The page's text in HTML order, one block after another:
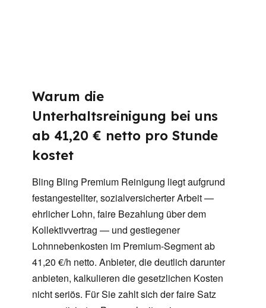
Warum die
Unterhaltsreinigung bei uns
ab 41,20 € netto pro Stunde
kostet
Bling Bling Premium Reinigung liegt aufgrund
festangestellter, sozialversicherter Arbeit —
ehrlicher Lohn, faire Bezahlung über dem
Kollektivvertrag — und gestiegener
Lohnnebenkosten im Premium-Segment ab
41,20 €/h netto. Anbieter, die deutlich darunter
anbieten, kalkulieren die gesetzlichen Kosten
nicht seriös. Für Sie zahlt sich der faire Satz